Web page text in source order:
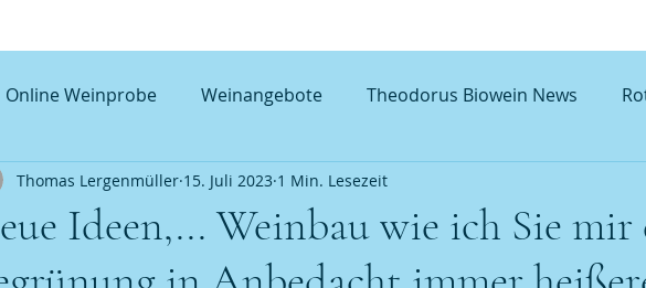
Online Weinprobe Weinangebote Theodorus Biowein News
Wein Empfehlung - my theodorus Valentinstag
Kategorie Grauburgunder Probierpakete Pfalz Weißburgunder
Ideen,... Weinbau wie ich Sie mir
Thomas Lergenmüller 15. Juli 2023 1 Min. Lesezeit